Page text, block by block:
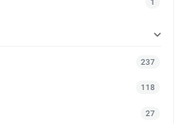
1
237
118
27